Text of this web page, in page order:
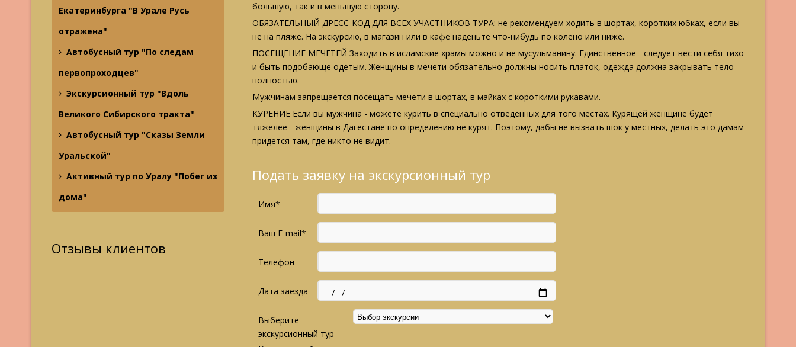
Екатеринбурга "В Урале Русь
отражена"
Автобусный тур "По следам
первопроходцев"
Экскурсионный тур "Вдоль
Великого Сибирского тракта"
Автобусный тур "Сказы Земли
Уральской"
Активный тур по Уралу "Побег из
дома"
Отзывы клиентов
большую, так и в меньшую сторону.
ОБЯЗАТЕЛЬНЫЙ ДРЕСС-КОД ДЛЯ ВСЕХ УЧАСТНИКОВ ТУРА: не рекомендуем ходить в шортах, коротких юбках, если вы
не на пляже. На экскурсию, в магазин или в кафе наденьте что-нибудь по колено или ниже.
ПОСЕЩЕНИЕ МЕЧЕТЕЙ Заходить в исламские храмы можно и не мусульманину. Единственное - следует вести себя тихо
и быть подобающе одетым. Женщины в мечети обязательно должны носить платок, одежда должна закрывать тело
полностью.
Мужчинам запрещается посещать мечети в шортах, в майках с короткими рукавами.
КУРЕНИЕ Если вы мужчина - можете курить в специально отведенных для того местах. Курящей женщине будет
тяжелее - женщины в Дагестане по определению не курят. Поэтому, дабы не вызвать шок у местных, делать это дамам
придется там, где никто не видит.
Подать заявку на экскурсионный тур
Имя*
Ваш E-mail*
Телефон
Дата заезда
Выберите
экскурсионный тур